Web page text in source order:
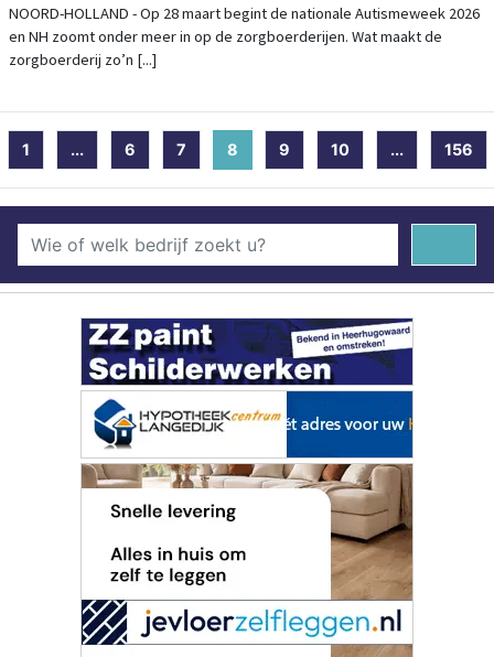
NOORD-HOLLAND - Op 28 maart begint de nationale Autismeweek 2026
en NH zoomt onder meer in op de zorgboerderijen. Wat maakt de
zorgboerderij zo’n [...]
1 ... 6 7 8 (current)
9 10 ... 156